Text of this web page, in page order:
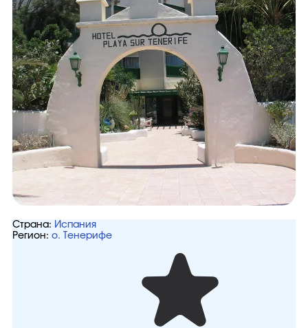
Страна: Испания
Регион: о. Тенерифе